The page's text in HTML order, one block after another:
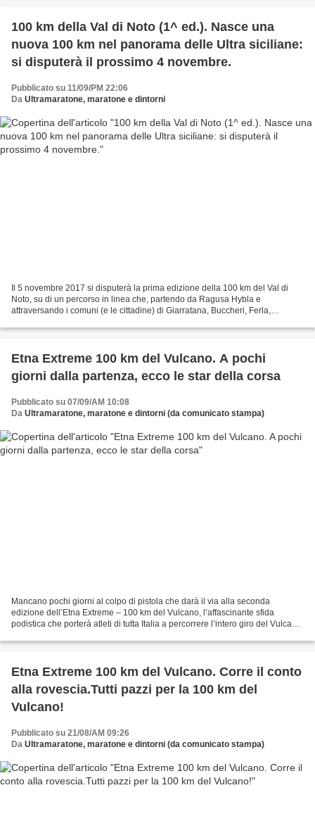
100 km della Val di Noto (1^ ed.). Nasce una
nuova 100 km nel panorama delle Ultra siciliane:
si disputerà il prossimo 4 novembre.
Pubblicato su 11/09/PM 22:06
Da Ultramaratone, maratone e dintorni
Il 5 novembre 2017 si disputerà la prima edizione della 100 km del Val di
Noto, su di un percorso in linea che, partendo da Ragusa Hybla e
attraversando i comuni (e le cittadine) di Giarratana, Buccheri, Ferla,
Etna Extreme 100 km del Vulcano. A pochi
giorni dalla partenza, ecco le star della corsa
Pubblicato su 07/09/AM 10:08
Da Ultramaratone, maratone e dintorni (da comunicato stampa)
Mancano pochi giorni al colpo di pistola che darà il via alla seconda
edizione dell’Etna Extreme – 100 km del Vulcano, l’affascinante sfida
podistica che porterà atleti di tutta Italia a percorrere l’intero giro del Vulcano
Etna Extreme 100 km del Vulcano. Corre il conto
alla rovescia.Tutti pazzi per la 100 km del
Vulcano!
Pubblicato su 21/08/AM 09:26
Da Ultramaratone, maratone e dintorni (da comunicato stampa)